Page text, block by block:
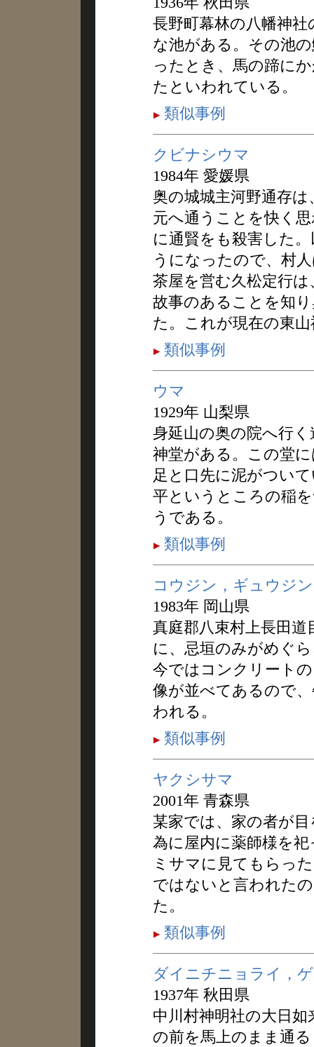
長野町幕林の八幡神
な池がある。その池
ったとき、馬の蹄に
たといわれている。
類似事例
クビナシウマ
1984年 愛媛県
奥の城城主河野通存
元へ通うことを快く
に通賢をも殺害した
うになったので、村
茶屋を営む久松定行
故事のあることを知
た。これが現在の東
類似事例
ウマ
1929年 山梨県
身延山の奥の院へ行
神堂がある。この堂
足と口先に泥がつい
平というところの稲
うである。
類似事例
コウジン，ギュウジン
1983年 岡山県
真庭郡八束村上長田
に、忌垣のみがめぐ
今ではコンクリート
像が並べてあるので
われる。
類似事例
ヤクシサマ
2001年 青森県
某家では、家の者が
為に屋内に薬師様を
ミサマに見てもらっ
ではないと言われた
た。
類似事例
ダイニチニョライ，
1937年 秋田県
中川村神明社の大日
の前を馬上のまま通